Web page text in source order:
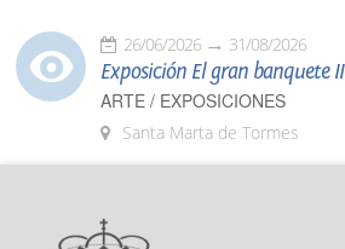
26/06/2026 31/08/2026
Exposición El gran banquete II
ARTE / EXPOSICIONES
Santa Marta de Tormes